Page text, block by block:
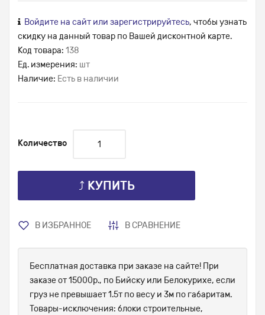
Войдите на сайт или зарегистрируйтесь, чтобы узнать
скидку на данный товар по Вашей дисконтной карте.
Код товара: 138
Ед. измерения: шт
Наличие: Есть в наличии
Количество
⤴ КУПИТЬ
В ИЗБРАННОЕ В СРАВНЕНИЕ
Бесплатная доставка при заказе на сайте! При
заказе от 15000р., по Бийску или Белокурихе, если
груз не превышает 1.5т по весу и 3м по габаритам.
Товары-исключения: блоки строительные,